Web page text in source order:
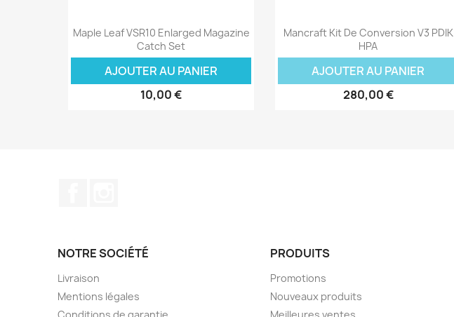
Aperçu rapide
Maple Leaf VSR10 Enlarged Magazine
Catch Set
AJOUTER AU PANIER
10,00 €
Aperçu rapide
Mancraft Kit De Conversion V3 PDIK
HPA
AJOUTER AU PANIER
280,00 €
NOTRE SOCIÉTÉ
Livraison
Mentions légales
Conditions de garantie
PRODUITS
Promotions
Nouveaux produits
Meilleures ventes